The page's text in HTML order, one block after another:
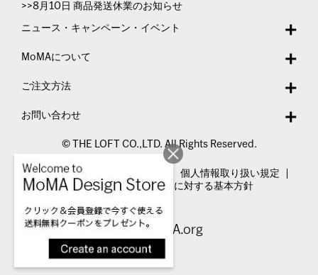
>>8月10日 商品発送休業のお知らせ
ニュース・キャンペーン・イベント
MoMAについて
ご注文方法
お問い合わせ
© THE LOFT CO.,LTD. All Rights Reserved.
特定商取引法表示
個人情報取り扱い規定
カスタマーハラスメントに対する基本方針
Visit MoMA.org